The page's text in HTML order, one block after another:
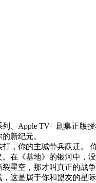
、Apple TV+ 剧集正版
新纪元。
，你的主城带兵跃迁
在《基地》的银河中，
星空，那才叫真正的
这是属于你和盟友的星际